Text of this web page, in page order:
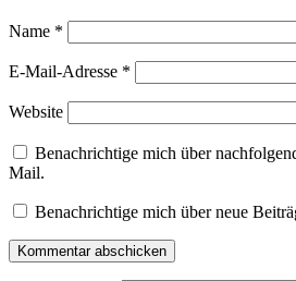
Name *
E-Mail-Adresse *
Website
Benachrichtige mich über
Mail.
Benachrichtige mich über neue